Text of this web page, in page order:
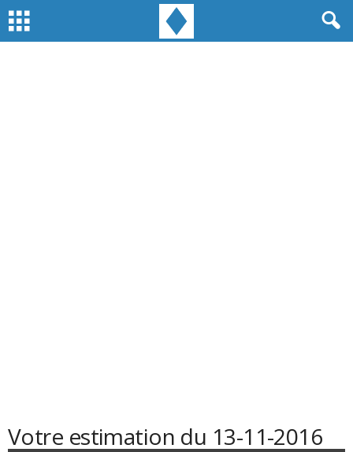
Votre estimation du 13-11-2016